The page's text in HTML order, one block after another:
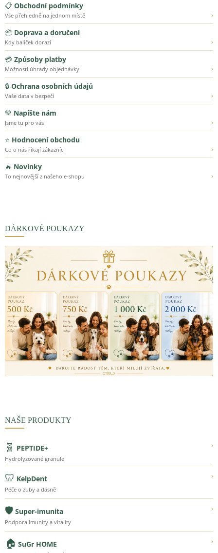
📋 Obchodní podmínky
Vše přehledně na jednom místě
›
📦 Doprava a doručení
Kdy balíček dorazí
›
💳 Způsoby platby
Možnosti úhrady objednávky
›
🔒 Ochrana osobních údajů
Vaše data v bezpečí
›
💚 Napište nám
Jsme tu pro vás
›
⭐ Hodnocení obchodu
Co o nás říkají zákazníci
›
🔥 Novinky
To nejnovější z našeho e-shopu ›
DÁRKOVÉ POUKAZY
NAŠE PRODUKTY
🧬 PEPTIDE+ ›
Hydrolyzované granule
🦷 KelpDent ›
Péče o zuby a dásně
🛡️ Super-imunita ›
Podpora imunity a vitality
🏠 SuGr HOME ›